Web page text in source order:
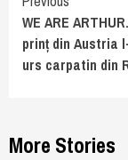
Reading
WE ARE
prinț din Austria
urs carpatin din
More Stories